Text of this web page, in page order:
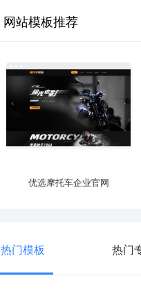
网站模板推荐
优选摩托车企业官网
热门模板 热门